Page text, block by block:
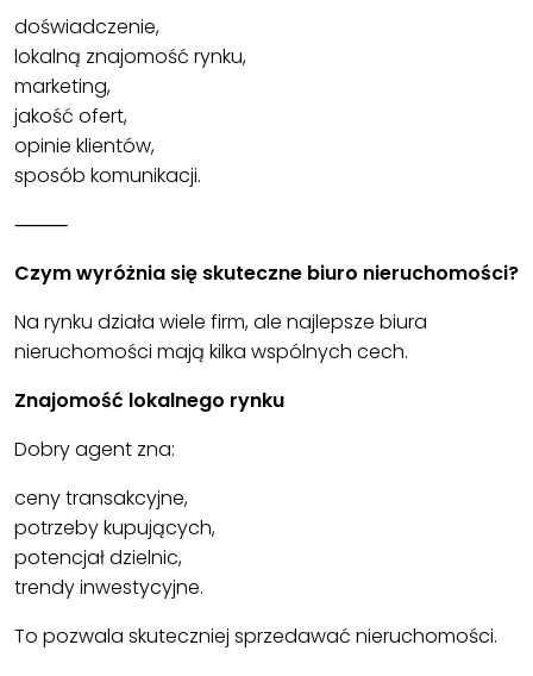
doświadczenie,
lokalną znajomość rynku,
marketing,
jakość ofert,
opinie klientów,
sposób komunikacji.
⸻
Czym wyróżnia się skuteczne biuro nieruchomości?
Na rynku działa wiele firm, ale najlepsze biura
nieruchomości mają kilka wspólnych cech.
Znajomość lokalnego rynku
Dobry agent zna:
ceny transakcyjne,
potrzeby kupujących,
potencjał dzielnic,
trendy inwestycyjne.
To pozwala skuteczniej sprzedawać nieruchomości.